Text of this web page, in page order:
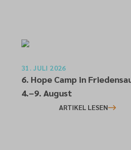
31. JULI 2026
6. Hope Camp in
4.–9. August
ARTIKEL LESEN